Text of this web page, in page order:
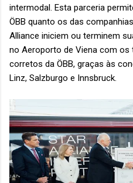
intermodal. Esta parceria
ÖBB quanto os das
Alliance iniciem ou terminem
no Aeroporto de Viena com os
corretos da ÖBB, graças às
Linz, Salzburgo e Innsbruck.